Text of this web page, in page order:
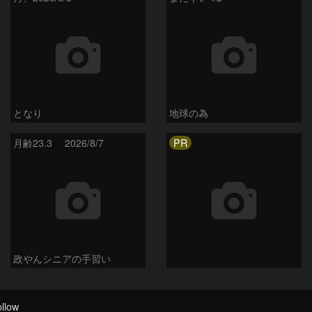
となり 地球の為
月齢23.3 2026/8/7
政やんシニアの手習い
PR